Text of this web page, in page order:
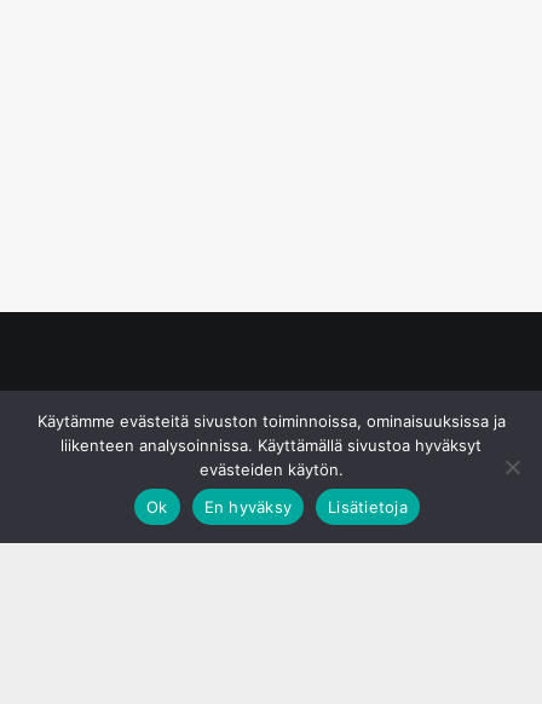
Käytämme evästeitä sivuston toiminnoissa, ominaisuuksissa ja
liikenteen analysoinnissa. Käyttämällä sivustoa hyväksyt
evästeiden käytön.
Ok
En hyväksy Lisätietoja